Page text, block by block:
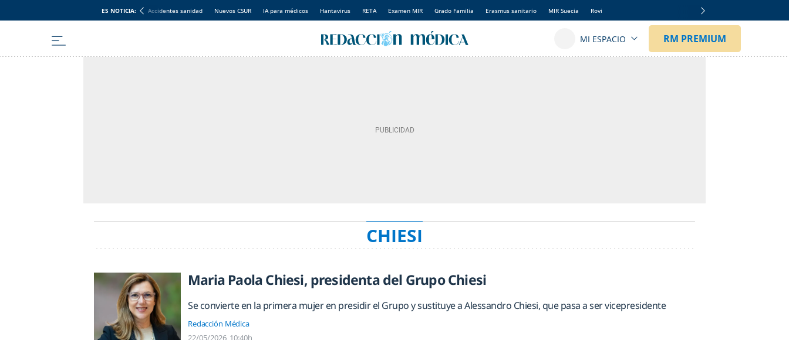
ES NOTICIA: Accidentes sanidad Nuevos CSUR IA para médicos Hantavirus RETA Examen MIR Grado Familia Erasmus sanitario MIR Suecia Rovi
CHIESI
Maria Paola Chiesi, presidenta del Grupo Chiesi
Se convierte en la primera mujer en presidir el Grupo y sustituye a Alessandro Chiesi, que pasa a ser vicepresidente
Redacción Médica
22/05/2026 10:40h